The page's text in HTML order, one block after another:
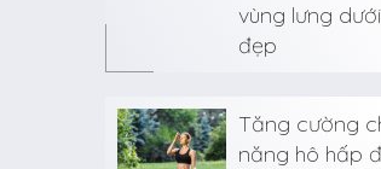
vùng lưng dưới
đẹp
Tăng cường
năng hô hấp